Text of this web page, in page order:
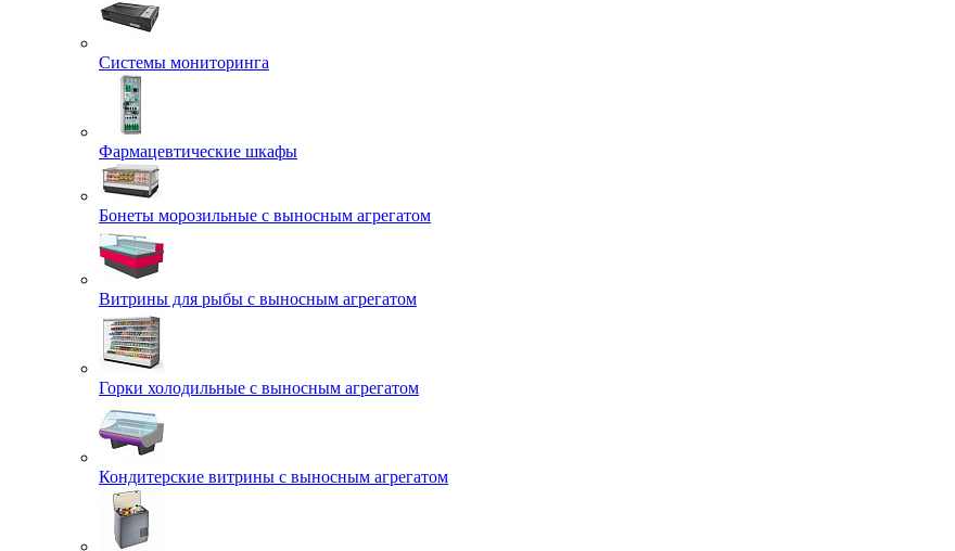
Системы мониторинга
Фармацевтические шкафы
Бонеты морозильные с выносным агрегатом
Витрины для рыбы с выносным агрегатом
Горки холодильные с выносным агрегатом
Кондитерские витрины с выносным агрегатом